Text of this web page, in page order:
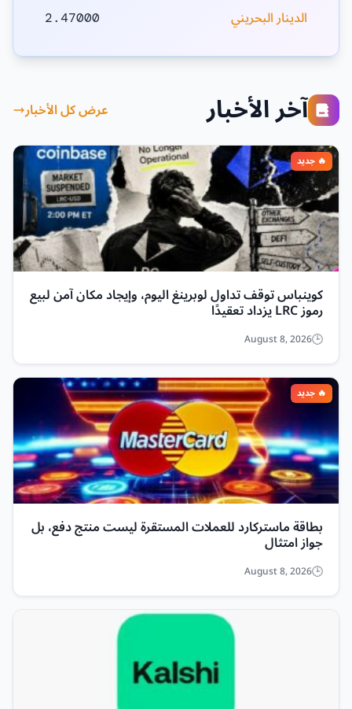
الدينار البحريني 2.47000
آخر الأخبار عرض كل الأخبار
كوينباس توقف تداول لوبرينغ اليوم، وإيجاد مكان آمن لبيع
رموز LRC يزداد تعقيدًا
August 8, 2026
بطاقة ماستركارد للعملات المستقرة ليست منتج دفع، بل
جواز امتثال
August 8, 2026